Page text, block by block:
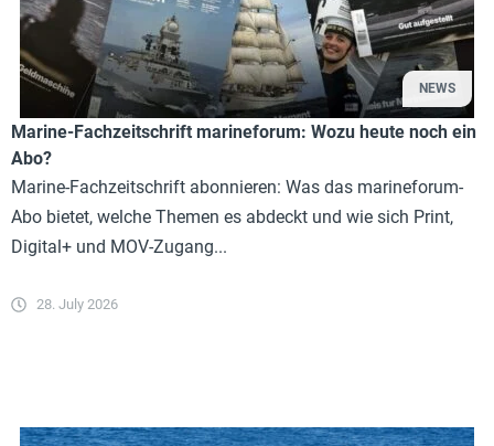
NEWS
Marine-Fachzeitschrift marineforum: Wozu heute noch ein
Abo?
Marine-Fachzeitschrift abonnieren: Was das marineforum-
Abo bietet, welche Themen es abdeckt und wie sich Print,
Digital+ und MOV-Zugang...
28. July 2026